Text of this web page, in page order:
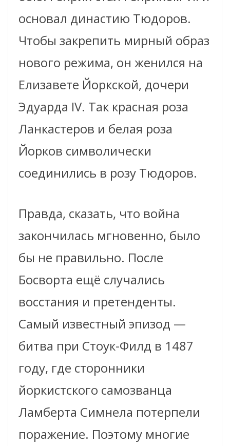
основал династию Тюдоров.
Чтобы закрепить мирный образ
нового режима, он женился на
Елизавете Йоркской, дочери
Эдуарда IV. Так красная роза
Ланкастеров и белая роза
Йорков символически
соединились в розу Тюдоров.
Правда, сказать, что война
закончилась мгновенно, было
бы не правильно. После
Босворта ещё случались
восстания и претенденты.
Самый известный эпизод —
битва при Стоук-Филд в 1487
году, где сторонники
йоркистского самозванца
Ламберта Симнела потерпели
поражение. Поэтому многие